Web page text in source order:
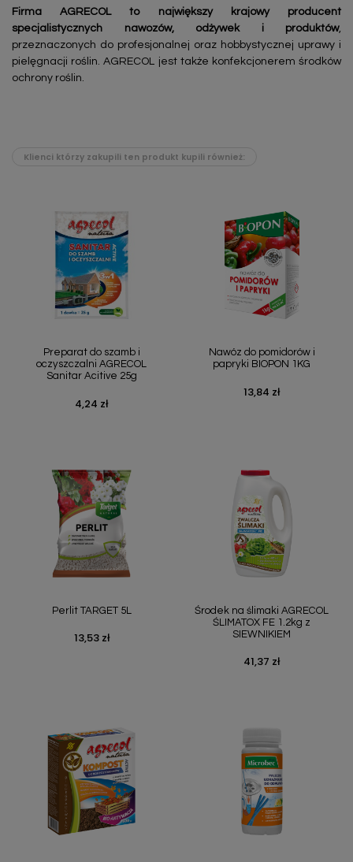
Firma AGRECOL to największy krajowy producent
specjalistycznych nawozów, odżywek i produktów,
przeznaczonych do profesjonalnej oraz hobbystycznej uprawy i
pielęgnacji roślin. AGRECOL jest także konfekcjonerem środków
ochrony roślin.
Klienci którzy zakupili ten produkt kupili również:
Preparat do szamb i
oczyszczalni AGRECOL
Sanitar Acitive 25g
Cena
4,24 zł
Nawóz do pomidorów i
papryki BIOPON 1KG
Cena
13,84 zł
Perlit TARGET 5L
Cena
13,53 zł
Środek na ślimaki AGRECOL
ŚLIMATOX FE 1.2kg z
SIEWNIKIEM
Cena
41,37 zł